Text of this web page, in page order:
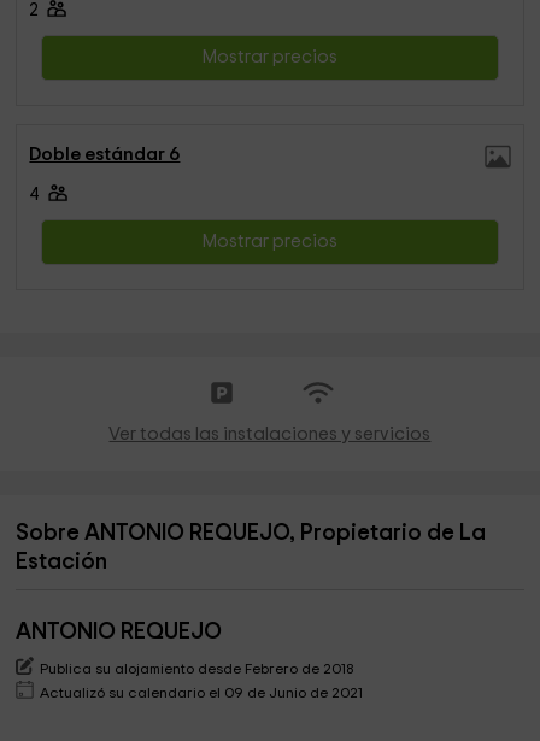
2
Mostrar precios
Doble estándar 6
4
Mostrar precios
Ver todas las instalaciones y servicios
Sobre ANTONIO REQUEJO, Propietario de La
Estación
ANTONIO REQUEJO
Publica su alojamiento desde Febrero de 2018
Actualizó su calendario el 09 de Junio de 2021